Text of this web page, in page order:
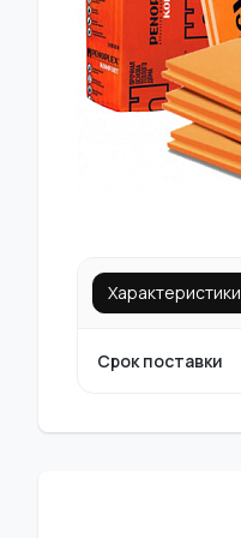
Характеристики
Срок поставки